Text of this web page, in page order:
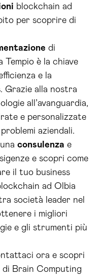
blockchain ad
per scoprire di
di
Tempio è la chiave
e la
Grazie alla nostra
all’avanguardia,
e personalizzate
aziendali.
consulenza e
e scopri come
il tuo business
ad Olbia
società leader nel
i migliori
e gli strumenti più
ora e scopri
di Brain Computing